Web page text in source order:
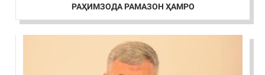
РАҲИМЗОДА РАМАЗОН ҲАМРО